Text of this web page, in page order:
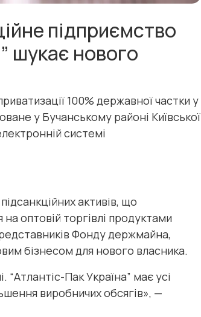
підприємство
шукає нового
100% державної частки у
у Бучанському районі Київської
системі
активів, що
оптовій торгівлі продуктами
Фонду держмайна,
бізнесом для нового власника.
Пак Україна” має усі
виробничих обсягів», —